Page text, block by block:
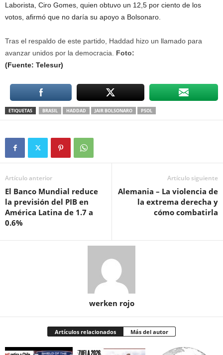
Laborista, Ciro Gomes, quien obtuvo un 12,5 por ciento de los
votos, afirmó que no daría su apoyo a Bolsonaro.
Tras el respaldo de este partido, Haddad hizo un llamado para
avanzar unidos por la democracia. Foto:
(Fuente: Telesur)
ETIQUETAS BRASIL HADDAD JAIR BOLSONARO PSOL
Artículo anterior
El Banco Mundial reduce
la previsión del PIB en
América Latina de 1.7 a
0.6%
Artículo siguiente
Alemania – La violencia de
la extrema derecha y
cómo combatirla
werken rojo
Artículos relacionados Más del autor